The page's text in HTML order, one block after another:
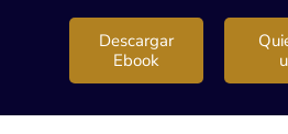
Descargar
Ebook